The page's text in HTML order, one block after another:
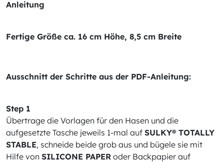
Anleitung
Fertige Größe ca. 16 cm Höhe, 8,5 cm Breite
Ausschnitt der Schritte aus der PDF-Anleitung:
Step 1
Übertrage die Vorlagen für den Hasen und die
aufgesetzte Tasche jeweils 1-mal auf SULKY® TOTALLY
STABLE, schneide beide grob aus und bügele sie mit
Hilfe von SILICONE PAPER oder Backpapier auf